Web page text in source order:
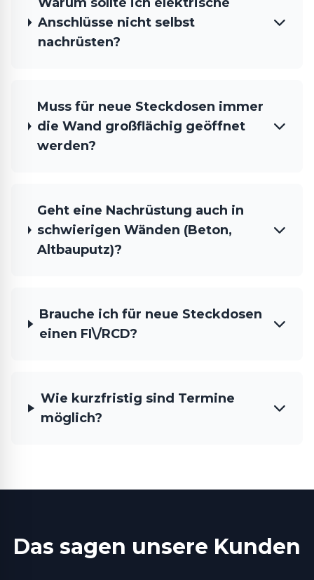
Anschlüsse nicht selbst
nachrüsten?
Muss für neue Steckdosen immer
die Wand großflächig geöffnet
werden?
Geht eine Nachrüstung auch in
schwierigen Wänden (Beton,
Altbauputz)?
Brauche ich für neue Steckdosen
einen FI\/RCD?
Wie kurzfristig sind Termine
möglich?
Das sagen unsere Kunden